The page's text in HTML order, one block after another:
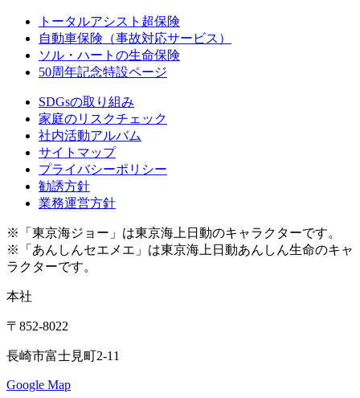
トータルアシスト超保険
自動車保険（事故対応サービス）
ソル・ハートの生命保険
50周年記念特設ページ
SDGsの取り組み
家庭のリスクチェック
社内活動アルバム
サイトマップ
プライバシーポリシー
勧誘方針
業務運営方針
※「東京海ジョー」は東京海上日動のキャラクターです。
※「あんしんセエメエ」は東京海上日動あんしん生命のキャ
ラクターです。
本社
〒852-8022
長崎市富士見町2-11
Google Map